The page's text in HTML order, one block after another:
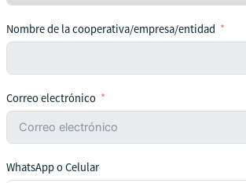
Nombre de la cooperativa/empresa/entidad
Correo electrónico
WhatsApp o Celular